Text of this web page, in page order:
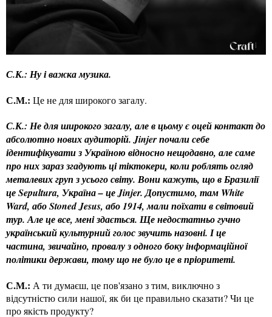
С.К.: Ну і важка музика.
С.М.: Це не для широкого загалу.
С.К.: Не для широкого загалу, але в цьому є оцей контакт до
абсолютно нових аудиторій. Jinjer почали себе
ідентифікувати з Україною відносно нещодавно, але саме
про них зараз згадують ці тіктокери, коли роблять огляд
металевих груп з усього світу. Вони кажуть, що в Бразилії
це Sepultura, Україна – це Jinjer. Допустимо, там White
Ward, або Stoned Jesus, або 1914, мали поїхати в світовий
тур. Але це все, мені здається. Ще недостатньо гучно
український культурний голос звучить назовні. І це
частина, звичайно, провалу з одного боку інформаційної
політики держави, тому що не було це в пріоритеті.
С.М.: А ти думаєш, це пов'язано з тим, виключно з
відсутністю сили нашої, як би це правильно сказати? Чи це
про якість продукту?